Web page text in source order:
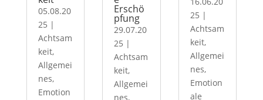
05.08.20
25 |
Achtsam
keit,
Allgemei
nes,
Emotion
Erschö
pfung
29.07.20
25 |
Achtsam
keit,
Allgemei
nes,
25 |
Achtsam
keit,
Allgemei
nes,
Emotion
ale